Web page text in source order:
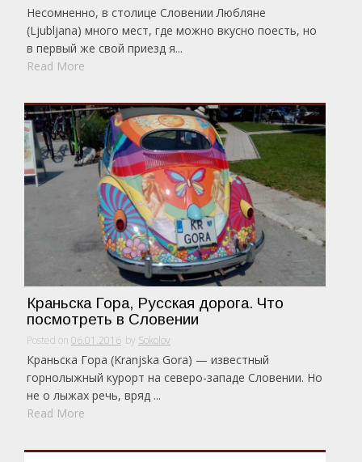
Несомненно, в столице Словении Любляне
(Ljubljana) много мест, где можно вкусно поесть, но
в первый же свой приезд я...
Read More
Краньска Гора, Русская дорога. Что
посмотреть в Словении
Posted on 06.01.2016 by Sokolov
Краньска Гора (Kranjska Gora) — известный
горнолыжный курорт на северо-западе Словении. Но
не о лыжах речь, вряд ...
Read More